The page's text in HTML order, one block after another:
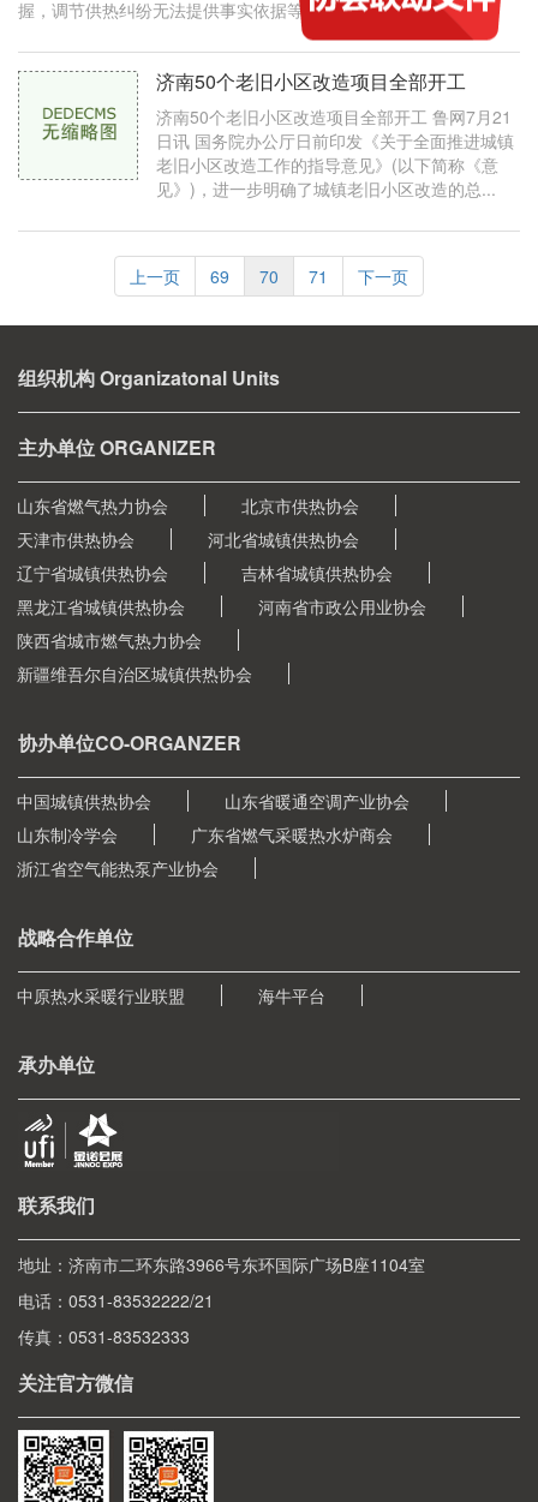
握，调节供热纠纷无法提供事实依据等问题...
济南50个老旧小区改造项目全部开工
济南50个老旧小区改造项目全部开工 鲁网7月21
日讯 国务院办公厅日前印发《关于全面推进城镇
老旧小区改造工作的指导意见》(以下简称《意
见》)，进一步明确了城镇老旧小区改造的总...
上一页 69 70 71 下一页
组织机构 Organizatonal Units
主办单位 ORGANIZER
山东省燃气热力协会
北京市供热协会
天津市供热协会
河北省城镇供热协会
辽宁省城镇供热协会
吉林省城镇供热协会
黑龙江省城镇供热协会
河南省市政公用业协会
陕西省城市燃气热力协会
新疆维吾尔自治区城镇供热协会
协办单位CO-ORGANZER
中国城镇供热协会
山东省暖通空调产业协会
山东制冷学会
广东省燃气采暖热水炉商会
浙江省空气能热泵产业协会
战略合作单位
中原热水采暖行业联盟 海牛平台
承办单位
联系我们
地址：济南市二环东路3966号东环国际广场B座1104室
电话：0531-83532222/21
传真：0531-83532333
关注官方微信